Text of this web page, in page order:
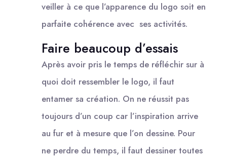
veiller à ce que l’apparence du logo soit en
parfaite cohérence avec ses activités.
Faire beaucoup d’essais
Après avoir pris le temps de réfléchir sur à
quoi doit ressembler le logo, il faut
entamer sa création. On ne réussit pas
toujours d’un coup car l’inspiration arrive
au fur et à mesure que l’on dessine. Pour
ne perdre du temps, il faut dessiner toutes